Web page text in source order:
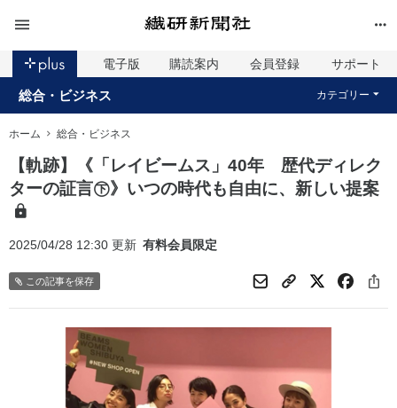
電子版 購読案内 会員登録 サポート
総合・ビジネス カテゴリー
ホーム 総合・ビジネス
【軌跡】《「レイビームス」40年 歴代ディレク
ターの証言㊦》いつの時代も自由に、新しい提案
2025/04/28 12:30 更新 有料会員限定
この記事を保存